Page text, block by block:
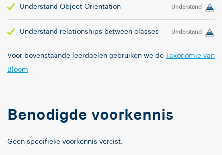
Understand Object Orientation Understand
Understand relationships between classes Understand
Voor bovenstaande leerdoelen gebruiken we de
Taxonomie van
Bloom
Benodigde voorkennis
Geen specifieke voorkennis vereist.